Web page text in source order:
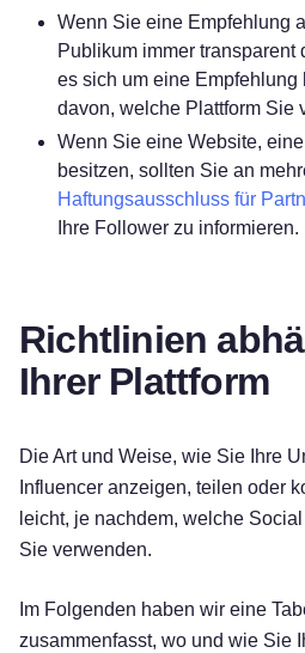
Wenn Sie eine Empfehlung
Publikum immer transparent
es sich um eine Empfehlung
davon, welche Plattform Sie
Wenn Sie eine Website,
besitzen, sollten Sie an
Haftungsausschluss für
Ihre Follower zu informieren.
Richtlinien
Ihrer Plattform
Die Art und Weise, wie Sie Ihre
Influencer anzeigen, teilen oder
leicht, je nachdem, welche
Sie verwenden.
Im Folgenden haben wir eine
zusammenfasst, wo und wie Sie